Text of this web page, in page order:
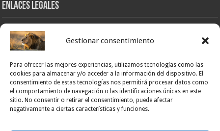
Gestionar consentimiento
Para ofrecer las mejores experiencias, utilizamos tecnologías como las
cookies para almacenar y/o acceder a la información del dispositivo. El
consentimiento de estas tecnologías nos permitirá procesar datos como
el comportamiento de navegación o las identificaciones únicas en este
sitio. No consentir o retirar el consentimiento, puede afectar
negativamente a ciertas características y funciones.
Enlaces Legales
Nuestra Esencia
Pulso Global
POLÍTICA DE PRIVACIDAD – NOTICIAS PONCE OFICIAL
TÉRMINOS Y CONDICIONES – NOTICIAS PONCE OFICIAL
Opt-out preferences